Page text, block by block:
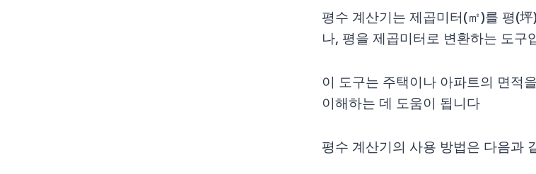
평수 계산기는 제곱미터(㎡)를 평(
나, 평을 제곱미터로 변환하는 도구
이 도구는 주택이나 아파트의 면적
이해하는 데 도움이 됩니다
평수 계산기의 사용 방법은 다음과